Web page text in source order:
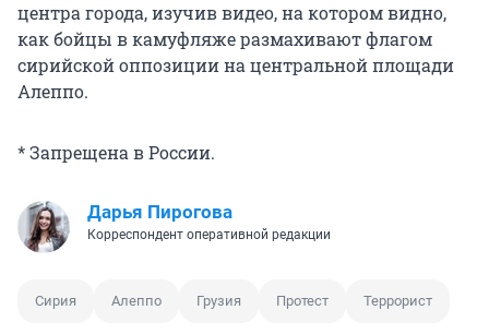
центра города, изучив видео, на котором видно,
как бойцы в камуфляже размахивают флагом
сирийской оппозиции на центральной площади
Алеппо.
* Запрещена в России.
Дарья Пирогова
Корреспондент оперативной редакции
Сирия Алеппо Грузия Протест Террорист